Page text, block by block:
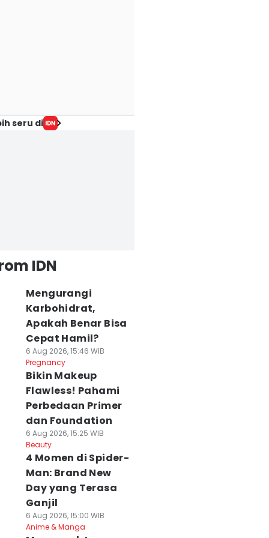
seru di
IDN
Mengurangi
Karbohidrat,
Apakah Benar Bisa
Cepat Hamil?
6 Aug 2026, 15:46 WIB
Pregnancy
Bikin Makeup
Flawless! Pahami
Perbedaan Primer
dan Foundation
6 Aug 2026, 15:25 WIB
Beauty
4 Momen di Spider-
Man: Brand New
Day yang Terasa
Ganjil
6 Aug 2026, 15:00 WIB
Anime & Manga